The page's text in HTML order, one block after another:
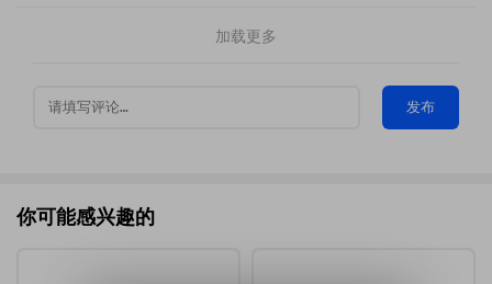
加载更多
发布
你可能感兴趣的